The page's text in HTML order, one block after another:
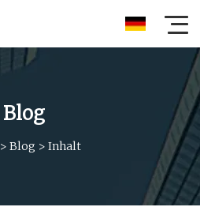
Blog
> Blog > Inhalt